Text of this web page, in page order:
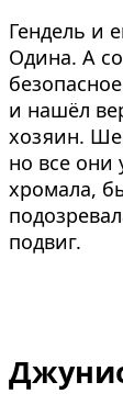
Гендель и
Одина. А
и нашёл
хозяин.
но все они
хромала,
подвиг.